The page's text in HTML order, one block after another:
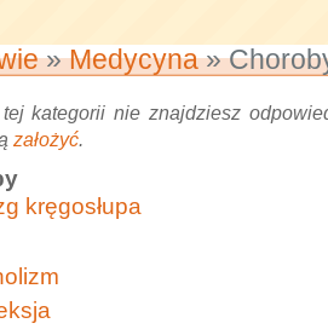
»Medycyna»
kategorii nie znajdziesz
założyć.
kręgosłupa